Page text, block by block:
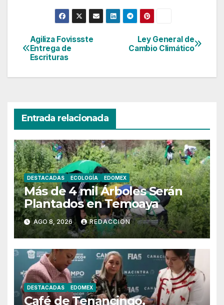
Navegación
de
Ley General de
Cambio Climático
Agiliza Fovissste
Entrega de
Escrituras
Entrada relacionada
DESTACADAS ECOLOGÍA EDOMEX
Más de 4 mil Árboles Serán
Plantados en Temoaya
AGO 8, 2026 REDACCION
DESTACADAS EDOMEX
Café de Tenancingo,